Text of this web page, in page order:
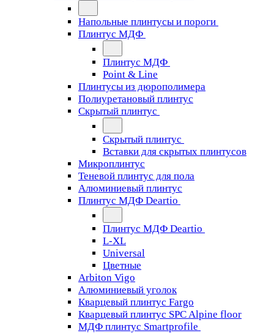
Напольные плинтусы и пороги
Плинтус МДФ
Плинтус МДФ
Point & Line
Плинтусы из дюрополимера
Полиуретановый плинтус
Скрытый плинтус
Скрытый плинтус
Вставки для скрытых плинтусов
Микроплинтус
Теневой плинтус для пола
Алюминиевый плинтус
Плинтус МДФ Deartio
Плинтус МДФ Deartio
L-XL
Universal
Цветные
Arbiton Vigo
Алюминиевый уголок
Кварцевый плинтус Fargo
Кварцевый плинтус SPC Alpine floor
МДФ плинтус Smartprofile